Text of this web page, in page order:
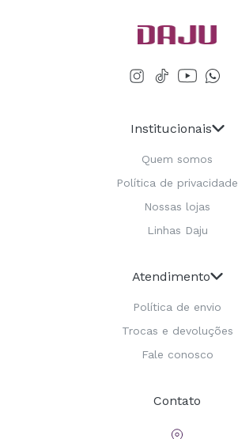
Institucionais
Quem somos
Política de privacidade
Nossas lojas
Linhas Daju
Atendimento
Política de envio
Trocas e devoluções
Fale conosco
Contato